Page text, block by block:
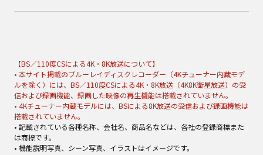
【BS／110度CSによる4K・8K放送について】
• 本サイト掲載のブルーレイディスクレコーダー（4Kチューナー内蔵モデ
ルを除く）には、BS／110度CSによる4K・8K放送（4K8K衛星放送）の受
信および録画機能、録画した映像の再生機能は搭載されていません。
• 4Kチューナー内蔵モデルには、BSによる8K放送の受信および録画機能は
搭載されていません。
• 記載されている各種名称、会社名、商品名などは、各社の登録商標また
は商標です。
• 機能説明写真、シーン写真、イラストはイメージです。